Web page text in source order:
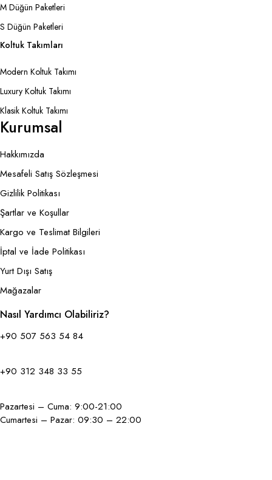
M Düğün Paketleri
S Düğün Paketleri
Koltuk Takımları
Modern Koltuk Takımı
Luxury Koltuk Takımı
Klasik Koltuk Takımı
Kurumsal
Hakkımızda
Mesafeli Satış Sözleşmesi
Gizlilik Politikası
Şartlar ve Koşullar
Kargo ve Teslimat Bilgileri
İptal ve İade Politikası
Yurt Dışı Satış
Mağazalar
Nasıl Yardımcı Olabiliriz?
+90 507 563 54 84
+90 312 348 33 55
Pazartesi – Cuma: 9:00-21:00
Cumartesi – Pazar: 09:30 – 22:00